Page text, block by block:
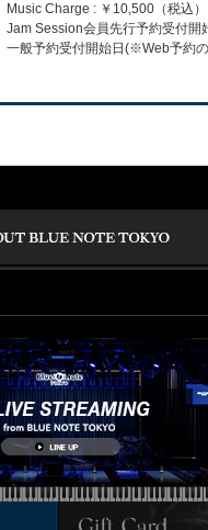
Music Charge : ￥10,500（税込）
Jam Session会員先行予約受付開
一般予約受付開始日(※Web予約